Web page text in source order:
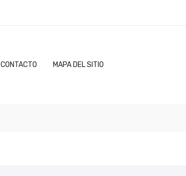
CONTACTO MAPA DEL SITIO